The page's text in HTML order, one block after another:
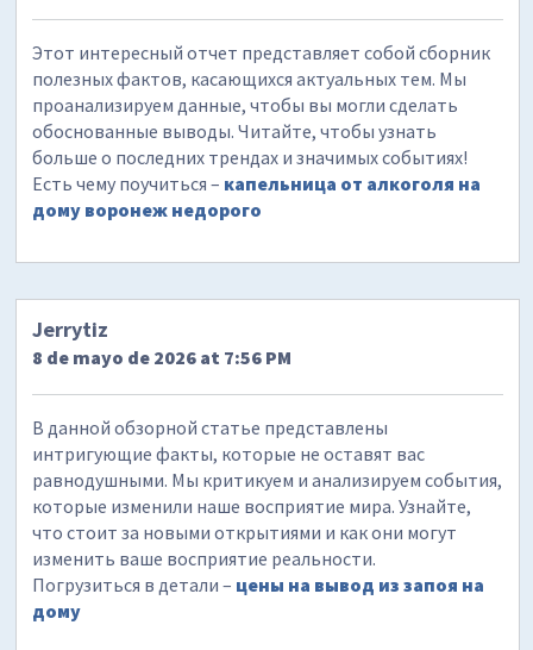
Этот интересный отчет представляет собой сборник
полезных фактов, касающихся актуальных тем. Мы
проанализируем данные, чтобы вы могли сделать
обоснованные выводы. Читайте, чтобы узнать
больше о последних трендах и значимых событиях!
Есть чему поучиться – капельница от алкоголя на
дому воронеж недорого
Jerrytiz
8 de mayo de 2026 at 7:56 PM
В данной обзорной статье представлены
интригующие факты, которые не оставят вас
равнодушными. Мы критикуем и анализируем события,
которые изменили наше восприятие мира. Узнайте,
что стоит за новыми открытиями и как они могут
изменить ваше восприятие реальности.
Погрузиться в детали – цены на вывод из запоя на
дому